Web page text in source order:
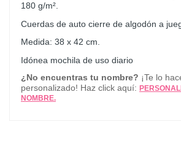
180 g/m².
Cuerdas de auto cierre de algodón a
Medida: 38 x 42 cm.
Idónea mochila de uso diario
¿No encuentras tu nombre? ¡Te lo
personalizado! Haz click aquí:
NOMBRE.